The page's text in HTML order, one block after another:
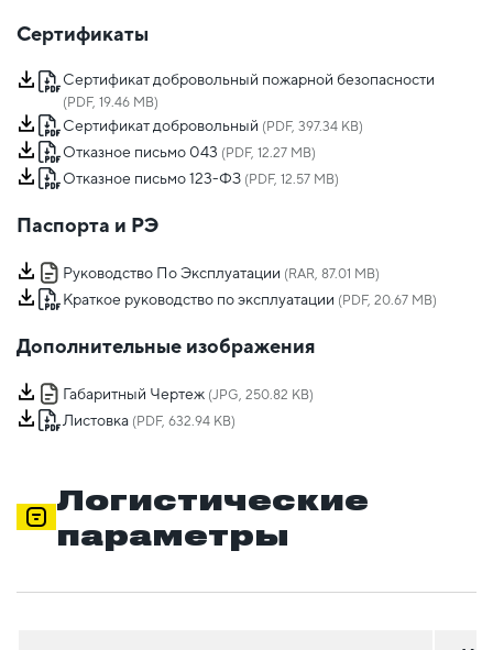
Сертификаты
Сертификат добровольный пожарной безопасности
(PDF, 19.46 MB)
Сертификат добровольный (PDF, 397.34 KB)
Отказное письмо 043 (PDF, 12.27 MB)
Отказное письмо 123-ФЗ (PDF, 12.57 MB)
Паспорта и РЭ
Руководство По Эксплуатации (RAR, 87.01 MB)
Краткое руководство по эксплуатации (PDF, 20.67 MB)
Дополнительные изображения
Габаритный Чертеж (JPG, 250.82 KB)
Листовка (PDF, 632.94 KB)
Логистические
параметры